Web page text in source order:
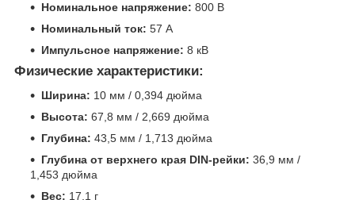
Номинальное напряжение: 800 В
Номинальный ток: 57 А
Импульсное напряжение: 8 кВ
Физические характеристики:
Ширина: 10 мм / 0,394 дюйма
Высота: 67,8 мм / 2,669 дюйма
Глубина: 43,5 мм / 1,713 дюйма
Глубина от верхнего края DIN-рейки: 36,9 мм /
1,453 дюйма
Вес: 17,1 г